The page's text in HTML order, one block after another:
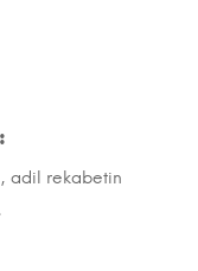
adil rekabetin